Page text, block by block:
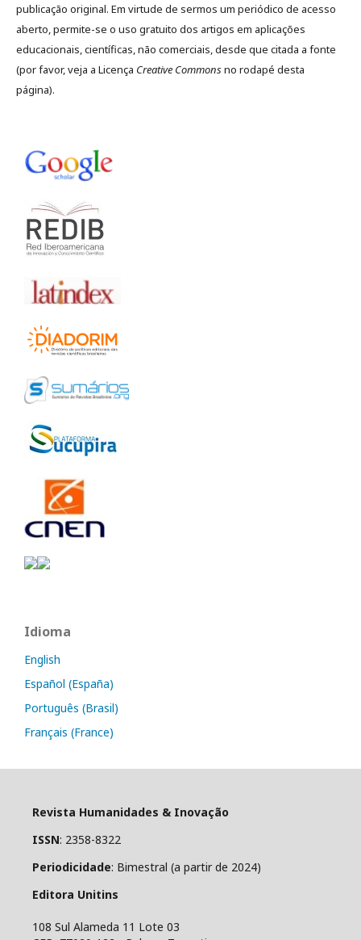
publicação original. Em virtude de sermos um periódico de acesso
aberto, permite-se o uso gratuito dos artigos em aplicações
educacionais, científicas, não comerciais, desde que citada a fonte
(por favor, veja a Licença Creative Commonsno rodapé desta
página).
Idioma
English
Español (España)
Português (Brasil)
Français (France)
Revista Humanidades & Inovação
ISSN: 2358-8322
Periodicidade: Bimestral (a partir de 2024)
Editora Unitins
108 Sul Alameda 11 Lote 03